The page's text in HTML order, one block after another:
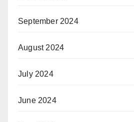
September 2024
August 2024
July 2024
June 2024